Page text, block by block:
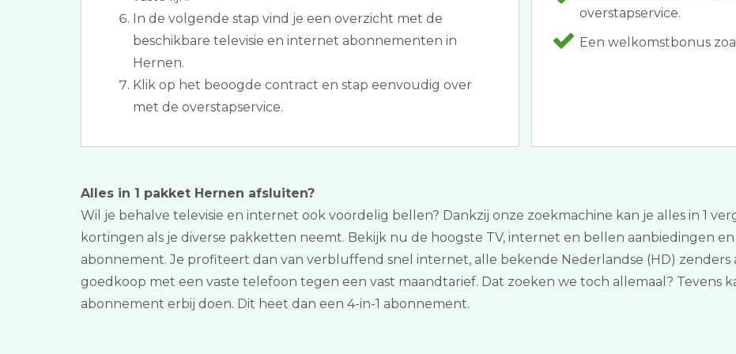
In de volgende stap vind je een overzicht met de
beschikbare televisie en internet abonnementen in
Hernen.
Klik op het beoogde contract en stap eenvoudig over
met de overstapservice.
overstapservice.
Een welkomstbonus
Alles in 1 pakket Hernen afsluiten?
Wil je behalve televisie en internet ook voordelig bellen? Dankzij onze zoekmachine kan je alles in 1
kortingen als je diverse pakketten neemt. Bekijk nu de hoogste TV, internet en bellen aanbiedingen
abonnement. Je profiteert dan van verbluffend snel internet, alle bekende Nederlandse (HD) zenders
goedkoop met een vaste telefoon tegen een vast maandtarief. Dat zoeken we toch allemaal? Tevens
abonnement erbij doen. Dit heet dan een 4-in-1 abonnement.